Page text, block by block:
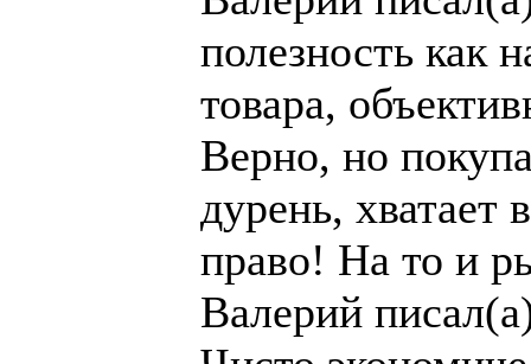
полезность как
товара,
Верно, но
дурень, хватает
право! На то и
Валерий